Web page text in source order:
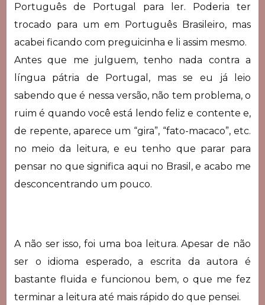
Português de Portugal para ler. Poderia ter
trocado para um em Português Brasileiro, mas
acabei ficando com preguicinha e li assim mesmo.
Antes que me julguem, tenho nada contra a
língua pátria de Portugal, mas se eu já leio
sabendo que é nessa versão, não tem problema, o
ruim é quando você está lendo feliz e contente e,
de repente, aparece um “gira”, “fato-macaco”, etc.
no meio da leitura, e eu tenho que parar para
pensar no que significa aqui no Brasil, e acabo me
desconcentrando um pouco.
A não ser isso, foi uma boa leitura. Apesar de não
ser o idioma esperado, a escrita da autora é
bastante fluida e funcionou bem, o que me fez
terminar a leitura até mais rápido do que pensei.